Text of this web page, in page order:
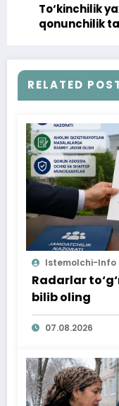
To‘kinchilik
qonunchilik
RELATED
Istemolchi-Info
Radarlar
bilib oling
07.08.2026